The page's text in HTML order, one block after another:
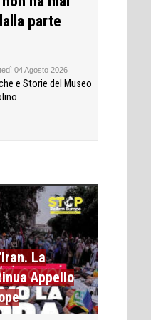
parte
04 Agosto 2026
e Storie del Museo
La
Appello